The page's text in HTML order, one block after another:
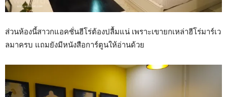
ส่วนห้องนี้สาวกแอคชั่นฮีโร่ต้องปลื้มแน่ เพราะเขายกเหล่าฮีโร่มาร์เว
ลมาครบ แถมยังมีหนังสือการ์ตูนให้อ่านด้วย